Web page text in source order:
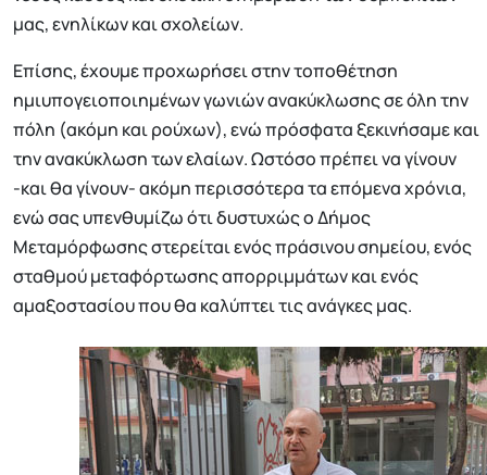
μας, ενηλίκων και σχολείων.
Επίσης, έχουμε προχωρήσει στην τοποθέτηση
ημιυπογειοποιημένων γωνιών ανακύκλωσης σε όλη την
πόλη (ακόμη και ρούχων), ενώ πρόσφατα ξεκινήσαμε και
την ανακύκλωση των ελαίων. Ωστόσο πρέπει να γίνουν
-και θα γίνουν- ακόμη περισσότερα τα επόμενα χρόνια,
ενώ σας υπενθυμίζω ότι δυστυχώς ο Δήμος
Μεταμόρφωσης στερείται ενός πράσινου σημείου, ενός
σταθμού μεταφόρτωσης απορριμμάτων και ενός
αμαξοστασίου που θα καλύπτει τις ανάγκες μας.